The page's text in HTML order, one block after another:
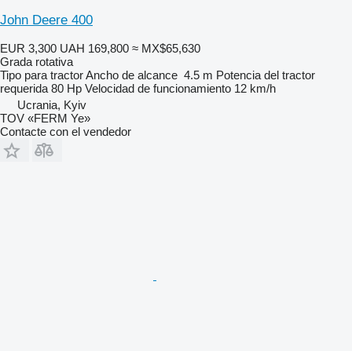
John Deere 400
EUR 3,300 UAH 169,800 ≈ MX$65,630
Grada rotativa
Tipo para tractorAncho de alcance 4.5 m Potencia del tractor
requerida 80 Hp Velocidad de funcionamiento 12 km/h
Ucrania, Kyiv
TOV «FERM Ye»
Contacte con el vendedor